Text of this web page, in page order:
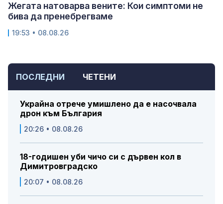
ПОСЛЕДНИ ЧЕТЕНИ
Украйна отрече умишлено да е насочвала
дрон към България
20:26 • 08.08.26
18-годишен уби чичо си с дървен кол в
Димитровградско
20:07 • 08.08.26
Жегата натоварва вените: Кои симптоми не
бива да пренебрегваме
19:53 • 08.08.26